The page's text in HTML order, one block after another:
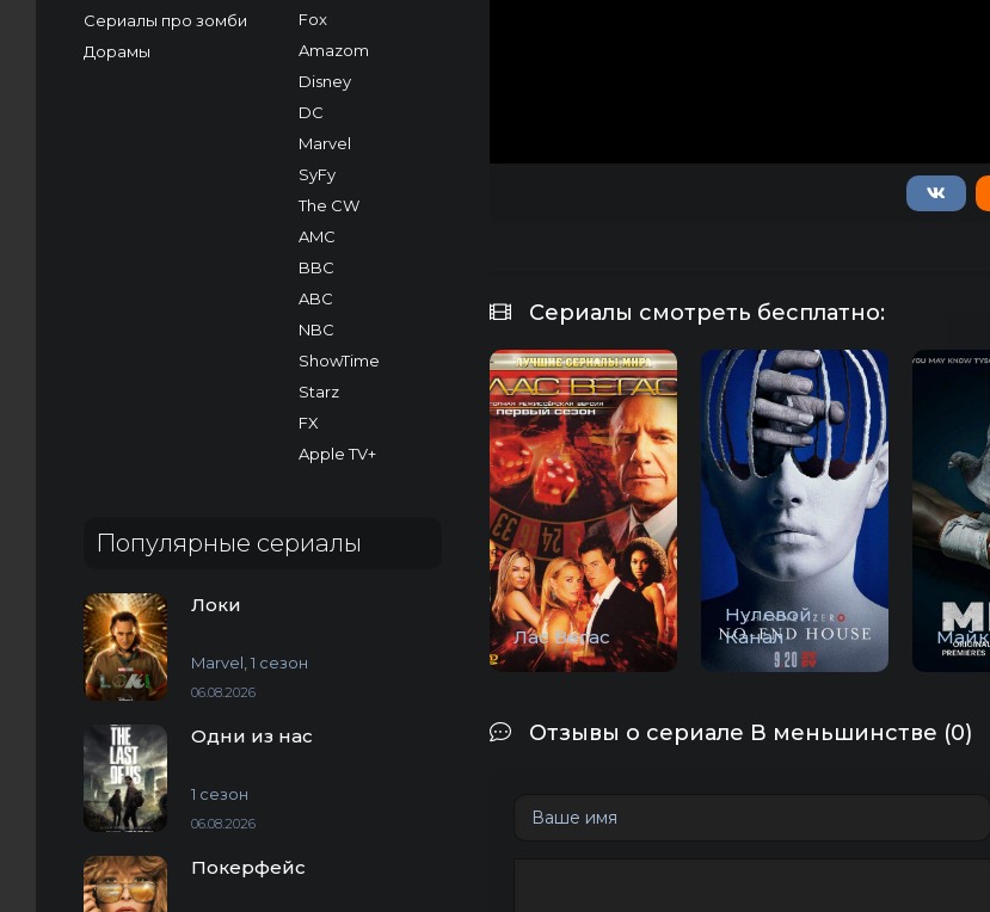
Сериалы про зомби
Дорамы
Fox
Amazom
Disney
DC
Marvel
SyFy
The CW
AMC
BBC
ABC
NBC
ShowTime
Starz
FX
Apple TV+
Популярные сериалы
Локи
Marvel, 1 сезон
06.08.2026
Одни из нас
1 сезон
06.08.2026
Покерфейс
Сериалы смотреть бесплатно:
Лас Вегас
Нулевой
Канал
Майк
Отзывы о сериале В меньшинстве (0)